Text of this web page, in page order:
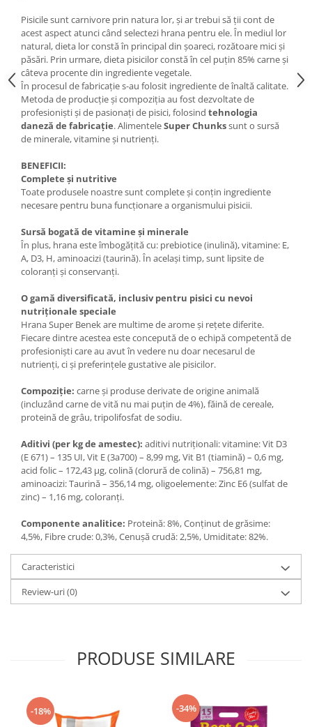
Pisicile sunt carnivore prin natura lor, și ar trebui să ții cont de
acest aspect atunci când selectezi hrana pentru ele. În mediul lor
natural, dieta lor constă în principal din șoareci, rozătoare mici și
păsări. Prin urmare, dieta pisicilor constă în cel puțin 85% carne și
câteva procente din ingrediente vegetale.
În procesul de fabricație s-au folosit ingrediente de înaltă calitate.
Metoda de producție și compoziția au fost dezvoltate de
profesioniști și de pasionați de pisici, folosind tehnologia
daneză de fabricație. AlimenteleSuper Chunkssunt o sursă
de minerale, vitamine și nutrienți.
BENEFICII:
Complete și nutritive
Toate produsele noastre sunt complete și conțin ingrediente
necesare pentru buna funcționare a organismului pisicii.
Sursă bogată de vitamine și minerale
În plus, hrana este îmbogățită cu: prebiotice (inulină), vitamine: E,
A, D3, H, aminoacizi (taurină). În același timp, sunt lipsite de
coloranți și conservanți.
O gamă diversificată, inclusiv pentru pisici cu nevoi
nutriționale speciale
Hrana Super Benek are multime de arome și rețete diferite.
Fiecare dintre acestea este concepută de o echipă competentă de
profesioniști care au avut în vedere nu doar necesarul de
nutrienți, ci și preferințele gustative ale pisicilor.
Compoziție: carne și produse derivate de origine animală
(incluzând carne de vită nu mai puțin de 4%), făină de cereale,
proteină de grâu, tripolifosfat de sodiu.
Aditivi (per kg de amestec): aditivi nutriționali: vitamine: Vit D3
(E 671) – 135 UI, Vit E (3a700) – 8,99 mg, Vit B1 (tiamină) – 0,6 mg,
acid folic – 172,43 μg, colină (clorură de colină) – 756,81 mg,
aminoacizi: Taurină – 356,14 mg, oligoelemente: Zinc E6 (sulfat de
zinc) – 1,16 mg, coloranți.
Componente analitice: Proteină: 8%, Conținut de grăsime:
4,5%, Fibre crude: 0,3%, Cenușă crudă: 2,5%, Umiditate: 82%.
Caracteristici
Review-uri(0)
PRODUSE SIMILARE
-18% -34%